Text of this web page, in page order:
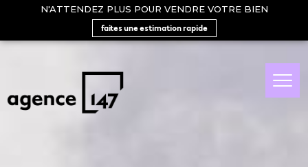
N'ATTENDEZ PLUS POUR VENDRE VOTRE BIEN
faites une estimation rapide